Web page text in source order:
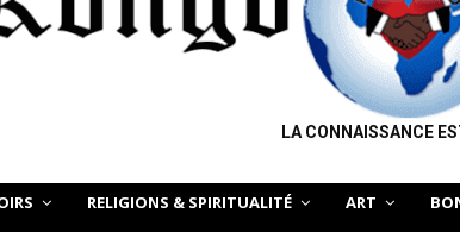
LA CONNAISSANCE
RELIGIONS & SPIRITUALITÉ ART